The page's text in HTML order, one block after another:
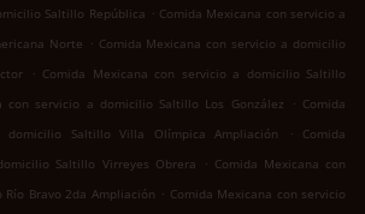
Saltillo República . Comida Mexicana con servicio a
Norte . Comida Mexicana con servicio a domicilio
. Comida Mexicana con servicio a domicilio Saltillo
con servicio a domicilio Saltillo Los González . Comida
Saltillo Villa Olímpica Ampliación
.
Comida
Saltillo Virreyes Obrera
. Comida Mexicana con
Bravo 2da Ampliación . Comida Mexicana con servicio